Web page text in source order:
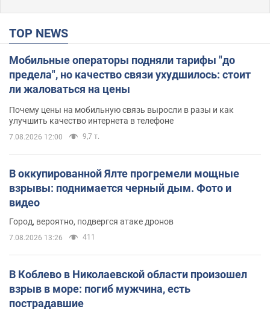
TOP NEWS
Мобильные операторы подняли тарифы "до
предела", но качество связи ухудшилось: стоит
ли жаловаться на цены
Почему цены на мобильную связь выросли в разы и как
улучшить качество интернета в телефоне
7.08.2026 12:00 9,7 т.
В оккупированной Ялте прогремели мощные
взрывы: поднимается черный дым. Фото и
видео
Город, вероятно, подвергся атаке дронов
7.08.2026 13:26 411
В Коблево в Николаевской области произошел
взрыв в море: погиб мужчина, есть
пострадавшие